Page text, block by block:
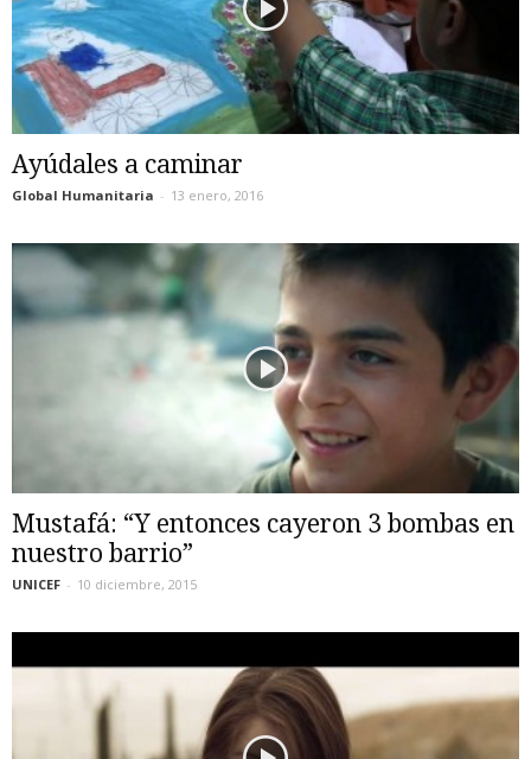
Ayúdales a caminar
Global Humanitaria - 13 enero, 2016
Mustafá: “Y entonces cayeron 3 bombas en
nuestro barrio”
UNICEF - 10 diciembre, 2015